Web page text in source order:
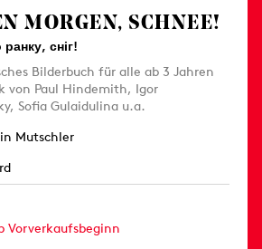
MORGEN, SCHNEE!
сніг!
Bilderbuch für alle ab 3 Jahren
von Paul Hindemith, Igor
Sofia Gulaidulina u.a.
Mutschler
Vorverkaufsbeginn